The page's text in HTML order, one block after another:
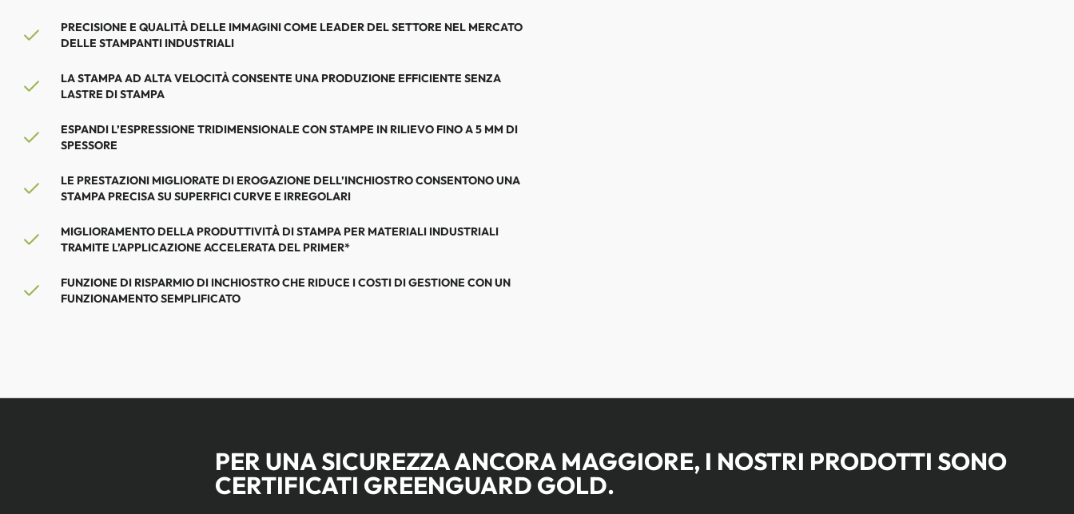
PRECISIONE E QUALITÀ DELLE IMMAGINI COME LEADER DEL SETTORE NEL MERCATO
DELLE STAMPANTI INDUSTRIALI
LA STAMPA AD ALTA VELOCITÀ CONSENTE UNA PRODUZIONE EFFICIENTE SENZA
LASTRE DI STAMPA
ESPANDI L’ESPRESSIONE TRIDIMENSIONALE CON STAMPE IN RILIEVO FINO A 5 MM DI
SPESSORE
LE PRESTAZIONI MIGLIORATE DI EROGAZIONE DELL’INCHIOSTRO CONSENTONO UNA
STAMPA PRECISA SU SUPERFICI CURVE E IRREGOLARI
MIGLIORAMENTO DELLA PRODUTTIVITÀ DI STAMPA PER MATERIALI INDUSTRIALI
TRAMITE L’APPLICAZIONE ACCELERATA DEL PRIMER*
FUNZIONE DI RISPARMIO DI INCHIOSTRO CHE RIDUCE I COSTI DI GESTIONE CON UN
FUNZIONAMENTOSEMPLIFICATO
PER UNA SICUREZZA ANCORA MAGGIORE, I NOSTRI PRODOTTI SONO
CERTIFICATI GREENGUARD GOLD.